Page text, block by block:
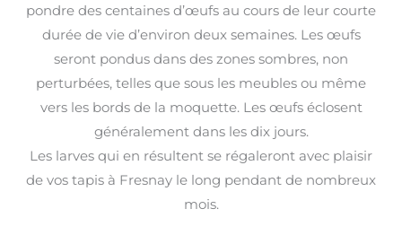
pondre des centaines d’œufs au cours de leur courte
durée de vie d’environ deux semaines. Les œufs
seront pondus dans des zones sombres, non
perturbées, telles que sous les meubles ou même
vers les bords de la moquette. Les œufs éclosent
généralement dans les dix jours.
Les larves qui en résultent se régaleront avec plaisir
de vos tapis à Fresnay le long pendant de nombreux
mois.